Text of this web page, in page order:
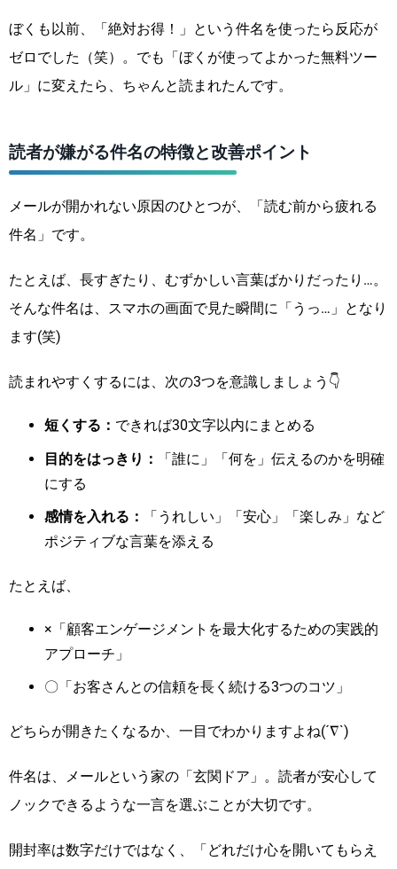
ぼくも以前、「絶対お得！」という件名を使ったら反応が
ゼロでした（笑）。でも「ぼくが使ってよかった無料ツー
ル」に変えたら、ちゃんと読まれたんです。
読者が嫌がる件名の特徴と改善ポイント
メールが開かれない原因のひとつが、「読む前から疲れる
件名」です。
たとえば、長すぎたり、むずかしい言葉ばかりだったり…。
そんな件名は、スマホの画面で見た瞬間に「うっ…」となり
ます(笑)
読まれやすくするには、次の3つを意識しましょう👇
短くする： できれば30文字以内にまとめる
目的をはっきり：
「誰に」「何を」伝えるのかを明確
にする
感情を入れる：
「うれしい」「安心」「楽しみ」など
ポジティブな言葉を添える
たとえば、
×「顧客エンゲージメントを最大化するための実践的
アプローチ」
〇「お客さんとの信頼を長く続ける3つのコツ」
どちらが開きたくなるか、一目でわかりますよね(´∇`)
件名は、メールという家の「玄関ドア」。読者が安心して
ノックできるような一言を選ぶことが大切です。
開封率は数字だけではなく、「どれだけ心を開いてもらえ